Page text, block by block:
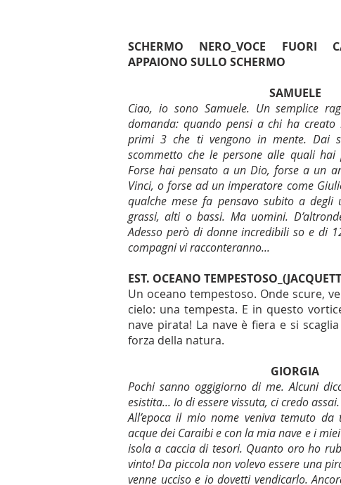
SCHERMO NERO_VOCE FUORI
APPAIONO SULLO SCHERMO
SAMUELE
Ciao, io sono Samuele. Un semplice
domanda: quando pensi a chi ha
primi 3 che ti vengono in mente. Dai
scommetto che le persone alle quali
Forse hai pensato a un Dio, forse a un
Vinci, o forse ad un imperatore come
qualche mese fa pensavo subito a
grassi, alti o bassi. Ma uomini.
Adesso però di donne incredibili so e di
compagni vi racconteranno...
EST. OCEANO
Un oceano tempestoso. Onde scure,
cielo: una tempesta. E in questo
nave pirata! La nave è fiera e si
forza della natura.
GIORGIA
Pochi sanno oggigiorno di me. Alcuni
esistita... Io di essere vissuta, ci credo assai.
All’epoca il mio nome veniva temuto
acque dei Caraibi e con la mia nave e i
isola a caccia di tesori. Quanto oro ho
vinto! Da piccola non volevo essere una
venne ucciso e io dovetti vendicarlo.